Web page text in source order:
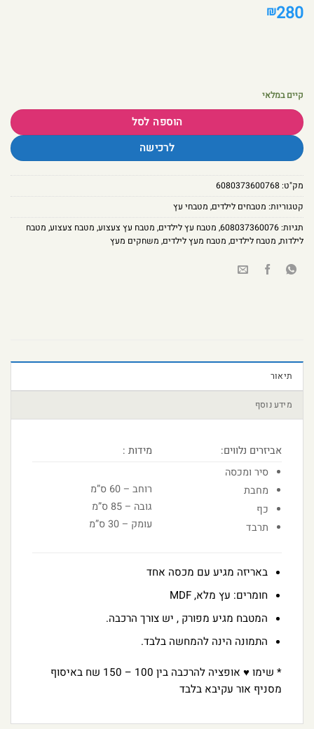
₪280
קיים במלאי
הוספה לסל
לרכישה
מק"ט:6080373600768
קטגוריות: מטבחים לילדים, מטבחי עץ
תגיות:608037360076
, מטבח עץ לילדים, מטבח עץ צעצוע, מטבח צעצוע, מטבח
לילדות, מטבח לילדים, מטבח מעץ לילדים, משחקים מעץ
תיאור
מידע נוסף
אביזרים נלווים:
מידות :
סיר ומכסה
מחבת
כף
תרבד
רוחב – 60 ס”מ
גובה – 85 ס”מ
עומק – 30 ס”מ
באריזה מגיע עם מכסה אחד
חומרים: עץ מלא, MDF
המטבח מגיע מפורק , יש צורך הרכבה.
התמונה הינה להמחשה בלבד.
* שימו ♥ אופציה להרכבה בין 100 – 150 שח באיסוף
מסניף אור עקיבא בלבד